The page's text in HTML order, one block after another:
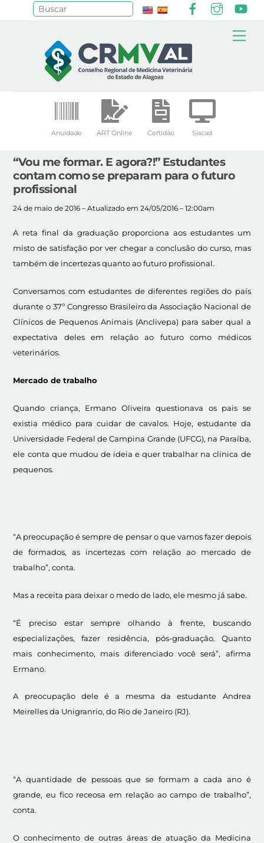
Anuidade ART Online Certidão Siscad
“Vou me formar. E agora?!” Estudantes
contam como se preparam para o futuro
profissional
24 de maio de 2016 – Atualizado em 24/05/2016 – 12:00am
A reta final da graduação proporciona aos estudantes um
misto de satisfação por ver chegar a conclusão do curso, mas
também de incertezas quanto ao futuro profissional.
Conversamos com estudantes de diferentes regiões do país
durante o 37º Congresso Brasileiro da Associação Nacional de
Clínicos de Pequenos Animais (Anclivepa) para saber qual a
expectativa deles em relação ao futuro como médicos
veterinários.
Mercado de trabalho
Quando criança, Ermano Oliveira questionava os pais se
existia médico para cuidar de cavalos. Hoje, estudante da
Universidade Federal de Campina Grande (UFCG), na Paraíba,
ele conta que mudou de ideia e quer trabalhar na clínica de
pequenos.
“A preocupação é sempre de pensar o que vamos fazer depois
de formados, as incertezas com relação ao mercado de
trabalho”, conta.
Mas a receita para deixar o medo de lado, ele mesmo já sabe.
“É preciso estar sempre olhando à frente, buscando
especializações, fazer residência, pós-graduação. Quanto
mais conhecimento, mais diferenciado você será”, afirma
Ermano.
A preocupação dele é a mesma da estudante Andrea
Meirelles da Unigranrio, do Rio de Janeiro (RJ).
“A quantidade de pessoas que se formam a cada ano é
grande, eu fico receosa em relação ao campo de trabalho”,
conta.
O conhecimento de outras áreas de atuação da Medicina